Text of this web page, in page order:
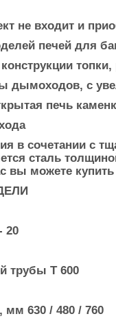
не входит и
печей для
дымоходов, с
печь
в сочетании с
сталь
вы можете
20
трубы Т 600
630 / 480 / 760